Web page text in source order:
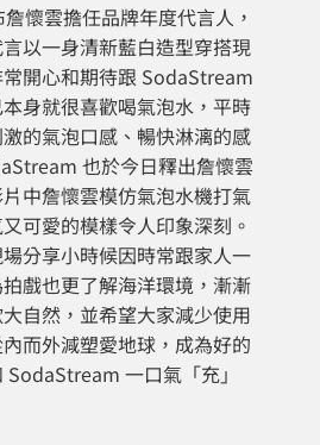
懷雲擔任品牌年度代言人，
以一身清新藍白造型穿搭現
開心和期待跟 SodaStream
身就很喜歡喝氣泡水，平時
的氣泡口感、暢快淋漓的感
也於今日釋出詹懷雲
中詹懷雲模仿氣泡水機打氣
可愛的模樣令人印象深刻。
分享小時候因時常跟家人一
戲也更了解海洋環境，漸漸
自然，並希望大家減少使用
而外減塑愛地球，成為好的
一口氣「充」